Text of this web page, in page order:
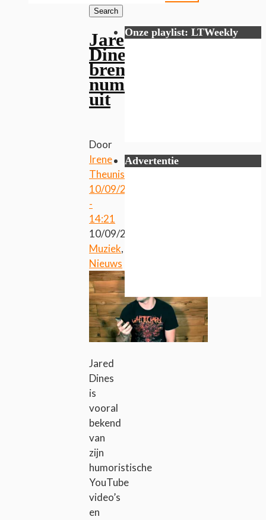
Search
Jared
Dines
brengt
nummer
uit
Door
Irene
Theunissen
10/09/2016
-
14:21
10/09/2016
Muziek,
Nieuws
Jared
Dines
is
vooral
bekend
van
zijn
humoristische
YouTube
video’s
en
Onze playlist: LTWeekly
Advertentie